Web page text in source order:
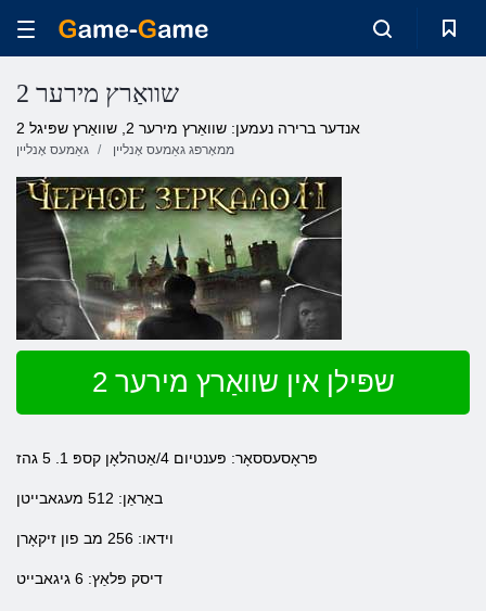
שוואַרץ מירער 2
אנדער ברירה נעמען: שוואַרץ מירער 2, שוואַרץ שפּיגל 2
גאַמעס אָנליין ממאָרפּג גאַמעס אָנליין
שפּילן אין שוואַרץ מירער 2
פּראָסעססאָר: פּענטיום 4/אַטהלאָן קספּ 1. 5 גהז
באַראַן: 512 מעגאבייטן
וידאו: 256 מב פון זיקאָרן
דיסק פּלאַץ: 6 גיגאבייט